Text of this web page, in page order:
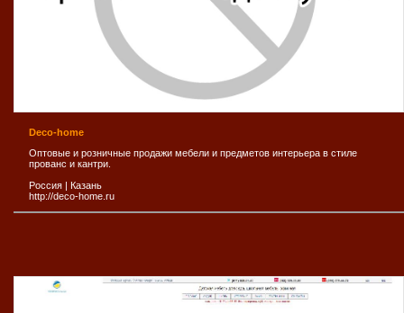
Deco-home
Оптовые и розничные продажи мебели и предметов интерьера в стиле
прованс и кантри.
Россия | Казань
http://deco-home.ru